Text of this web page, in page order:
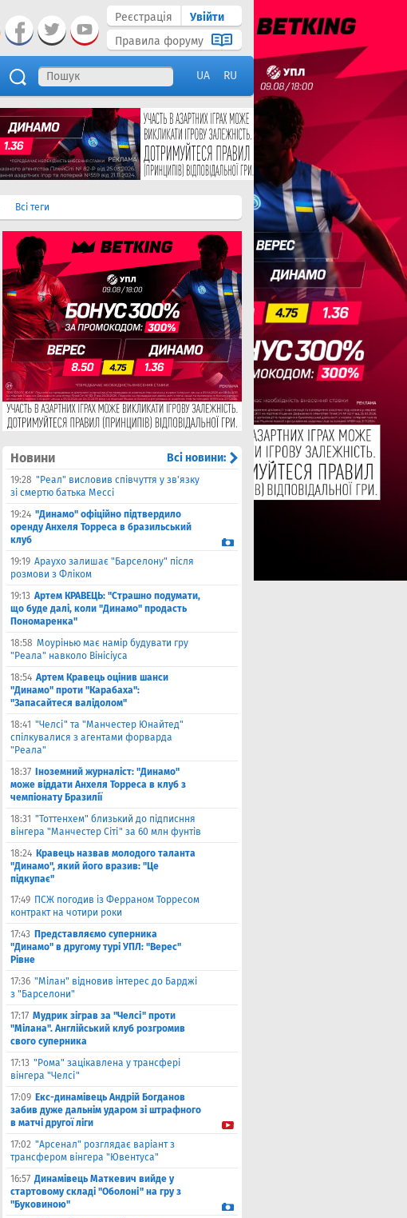
Реєстрація
Увійти
Правила форуму
UA RU
Всі теги
Новини Всі новини:
19:28 "Реал" висловив співчуття у зв'язку
зі смертю батька Мессі
19:24 "Динамо" офіційно підтвердило
оренду Анхеля Торреса в бразильський
клуб
19:19 Араухо залишає "Барселону" після
розмови з Фліком
19:13 Артем КРАВЕЦЬ: "Страшно подумати,
що буде далі, коли "Динамо" продасть
Пономаренка"
18:58 Моурінью має намір будувати гру
"Реала" навколо Вінісіуса
18:54 Артем Кравець оцінив шанси
"Динамо" проти "Карабаха":
"Запасайтеся валідолом"
18:41 "Челсі" та "Манчестер Юнайтед"
спілкувалися з агентами форварда
"Реала"
18:37
Іноземний журналіст: "Динамо"
може віддати Анхеля Торреса в клуб з
чемпіонату Бразилії
18:31 "Тоттенхем" близький до підписння
вінгера "Манчестер Сіті" за 60 млн фунтів
18:24 Кравець назвав молодого таланта
"Динамо", який його вразив: "Це
підкупає"
17:49 ПСЖ погодив із Ферраном Торресом
контракт на чотири роки
17:43 Представляємо суперника
"Динамо" в другому турі УПЛ: "Верес"
Рівне
17:36 "Мілан" відновив інтерес до Барджі
з "Барселони"
17:17 Мудрик зіграв за "Челсі" проти
"Мілана". Англійський клуб розгромив
свого суперника
17:13 "Рома" зацікавлена у трансфері
вінгера "Челсі"
17:09 Екс-динамівець Андрій Богданов
забив дуже дальнім ударом зі штрафного
в матчі другої ліги
17:02 "Арсенал" розглядає варіант з
трансфером вінгера "Ювентуса"
16:57 Динамівець Маткевич вийде у
стартовому складі "Оболоні" на гру з
"Буковиною"